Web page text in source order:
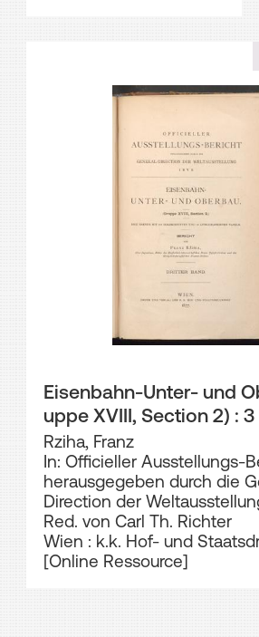
Eisenbahn-Unter- und
uppe XVIII, Section 2) : 3
Rziha, Franz
In: Officieller Ausstellungs-
herausgegeben durch die
Direction der
Red. von Carl Th. Richter
Wien : k.k. Hof- und
[Online Ressource]